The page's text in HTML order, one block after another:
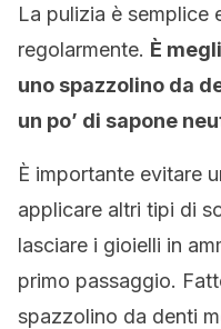
La pulizia è semplice
regolarmente. È
uno spazzolino da
un po’ di sapone
È importante evitare
applicare altri tipi di
lasciare i gioielli in
primo passaggio.
spazzolino da denti